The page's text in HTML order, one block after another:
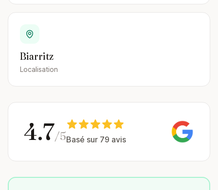
Biarritz
Localisation
4.7/5Basé sur 79 avis